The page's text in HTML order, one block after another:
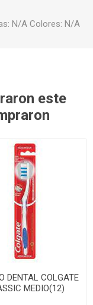
N/A Colores: N/A
este
DENTAL COLGATE
MEDIO(12)